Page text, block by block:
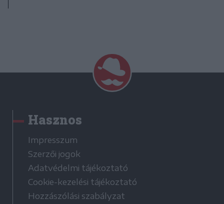
Hasznos
Impresszum
Szerzői jogok
Adatvédelmi tájékoztató
Cookie-kezelési tájékoztató
Hozzászólási szabályzat